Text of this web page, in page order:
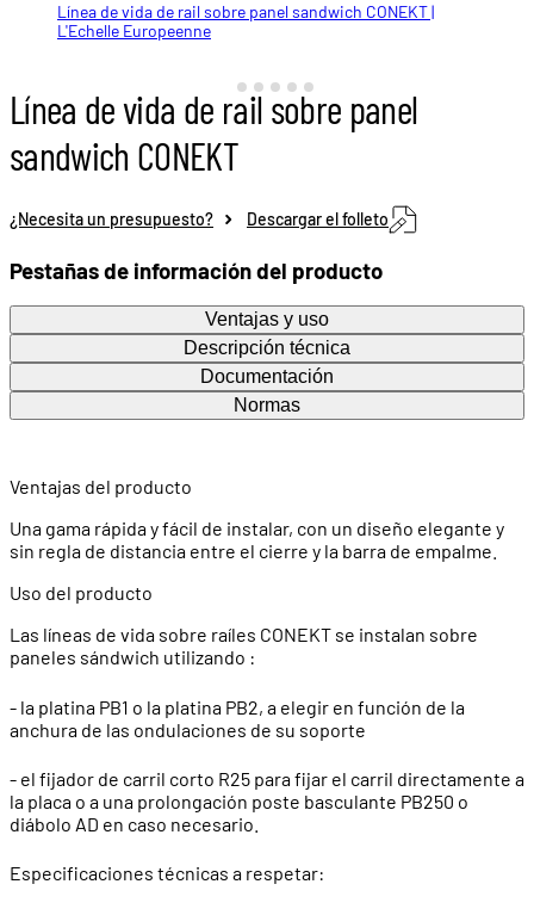
Línea de vida de rail sobre panel sandwich CONEKT |
L'Echelle Europeenne
Platina para 2 tacos oscilantes PB2
Poste oscilante PB250
Rehausse de type Diabolo AD
Chevilles à bascule
Fixation courte de rail R25
Línea de vida de rail sobre panel
sandwich CONEKT
¿Necesita un presupuesto? Descargar el folleto
Pestañas de información del producto
Ventajas y uso
Descripción técnica
Documentación
Normas
Ventajas del producto
Una gama rápida y fácil de instalar, con un diseño elegante y
sin regla de distancia entre el cierre y la barra de empalme.
Uso del producto
Las líneas de vida sobre raíles CONEKT se instalan sobre
paneles sándwich utilizando :
- la platina PB1 o la platina PB2, a elegir en función de la
anchura de las ondulaciones de su soporte
- el fijador de carril corto R25 para fijar el carril directamente a
la placa o a una prolongación poste basculante PB250 o
diábolo AD en caso necesario.
Especificaciones técnicas a respetar: